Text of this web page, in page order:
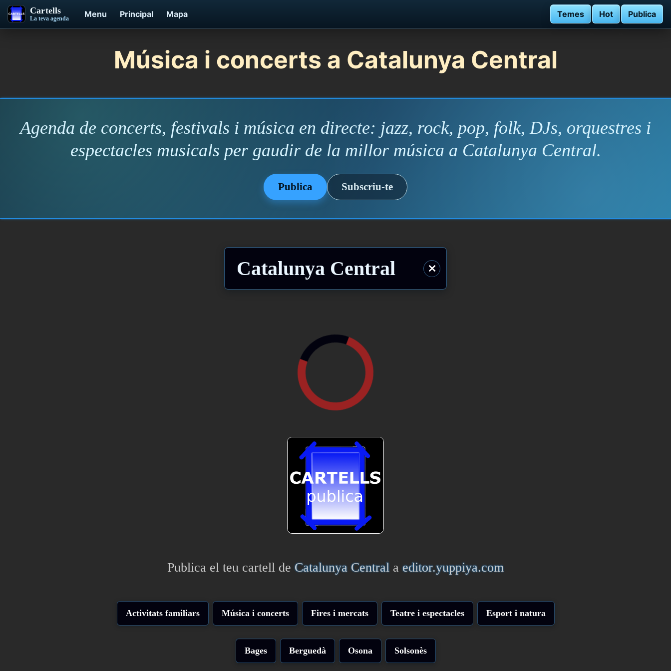
Cartells
La teva agenda Menu Principal Mapa Temes Hot Publica
Música i concerts a Catalunya Central
Agenda de concerts, festivals i música en directe: jazz, rock, pop, folk, DJs, orquestres i
espectacles musicals per gaudir de la millor música a Catalunya Central.
Publica Subscriu-te
Catalunya Central ⨯
Publica el teu cartell deCatalunya Central aeditor.yuppiya.com
Activitats familiars Música i concerts Fires i mercats Teatre i espectacles Esport i natura
Bages Berguedà Osona Solsonès